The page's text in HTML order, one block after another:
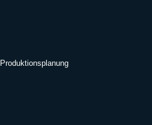
Produktionsplanung